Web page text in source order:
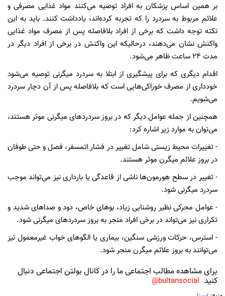
بر همین اساس پزشکان به افراد توصیه می‌کنند مواد غذایی مصرفی و
علائم مربوط به سردرد را که تجربه کرده‌اند، یادداشت کنند. باید به این
نکته توجه داشت که برخی از افراد بلافاصله پس از مصرف مواد غذایی
واکنش نشان می‌دهند، درحالیکه این واکنش در برخی از افراد دیگر در
مدت ۲۴ ساعت ظاهر می‌شود.
اقدام دیگری که برای پیشگیری از ابتلا به سردرد میگرنی توصیه می‌شود
خودداری از مصرف خوراکی‌هایی است که بلافاصله پس از آن دچار سردرد
می‌شویم.
همچنین از جمله عوامل دیگر که در بروز سردردهای میگرنی موثر هستند،
می‌توان به موارد زیر اشاره کرد:
- تغییرات محیط زیستی شامل تغییر در فشار اتمسفر، فصل و حتی طوفان
در بروز علائم میگرن موثر هستند.
- تغییر در سطح هورمون‌ها ناشی از قاعدگی یا بارداری نیز می‌تواند موجب
سردرد میگرنی شود.
- عوامل محرکی نظیر روشنایی زیاد، بوهای خاص، دود و صداهای شدید و
تکراری نیز می‌تواند در برخی افراد منجر به بروز سردردهای میگرنی شود.
- استرس، حرکات ورزشی سنگین، بیماری یا الگوهای خواب غیرمعمول نیز
می‌توانند به بروز علائم میگرن منجر شود.
برای مشاهده مطالب اجتماعی ما را در کانال بولتن اجتماعی دنبال
کنید bultansocial@